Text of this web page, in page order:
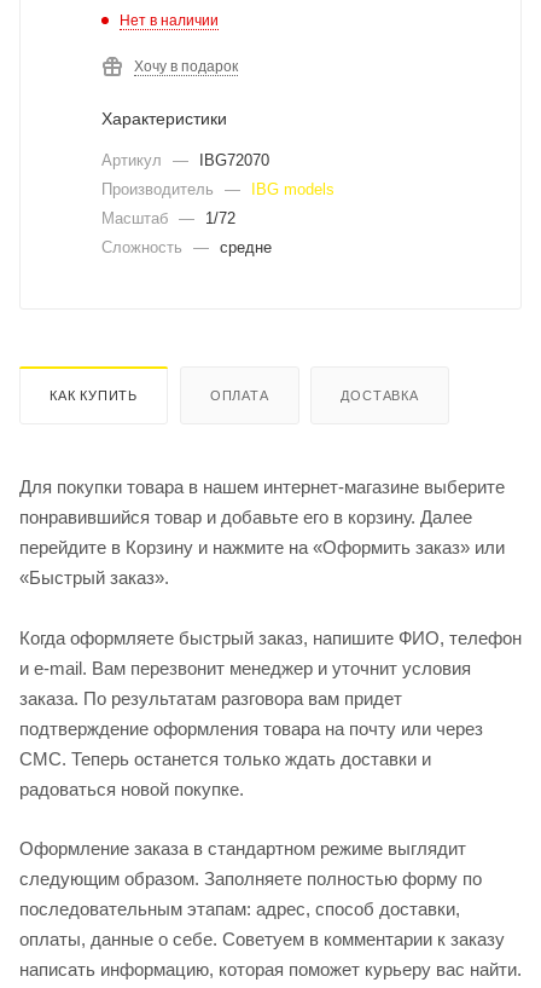
Нет в наличии
Хочу в подарок
Характеристики
Артикул —
IBG72070
Производитель
—
IBG models
Масштаб —
1/72
Сложность
— средне
КАК КУПИТЬ ОПЛАТА ДОСТАВКА
Для покупки товара в нашем интернет-магазине выберите
понравившийся товар и добавьте его в корзину. Далее
перейдите в Корзину и нажмите на «Оформить заказ» или
«Быстрый заказ».
Когда оформляете быстрый заказ, напишите ФИО, телефон
и e-mail. Вам перезвонит менеджер и уточнит условия
заказа. По результатам разговора вам придет
подтверждение оформления товара на почту или через
СМС. Теперь останется только ждать доставки и
радоваться новой покупке.
Оформление заказа в стандартном режиме выглядит
следующим образом. Заполняете полностью форму по
последовательным этапам: адрес, способ доставки,
оплаты, данные о себе. Советуем в комментарии к заказу
написать информацию, которая поможет курьеру вас найти.